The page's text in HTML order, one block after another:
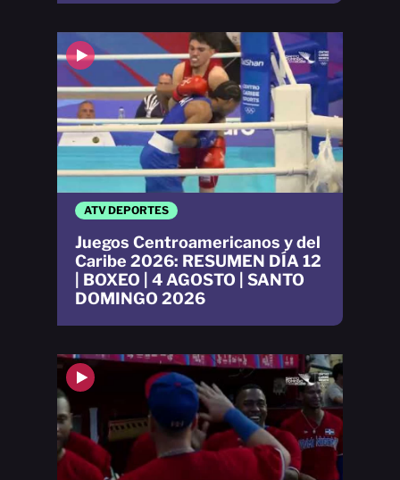
ATV DEPORTES
Juegos Centroamericanos y del
Caribe 2026: RESUMEN DÍA 12
| BOXEO | 4 AGOSTO | SANTO
DOMINGO 2026